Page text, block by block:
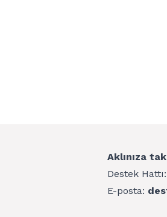
Aklınıza
Destek Hattı:
E-posta: